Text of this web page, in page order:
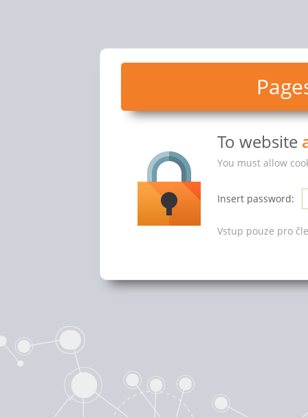
To website
You must allow
Insert password:
Vstup pouze pro